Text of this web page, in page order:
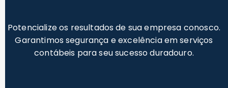
Potencialize os resultados de sua empresa conosco.
Garantimos segurança e excelência em serviços
contábeis para seu sucesso duradouro.